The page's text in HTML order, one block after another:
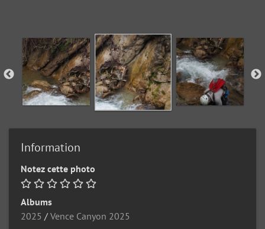
Information
Notez cette photo
Albums
2025 / Vence Canyon 2025